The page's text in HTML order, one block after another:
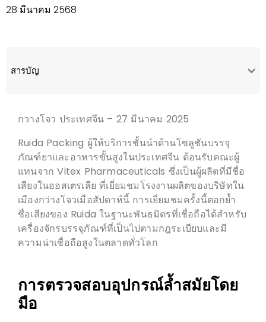
28 มีนาคม 2568
สารบัญ
กวางโจว ประเทศจีน – 27 มีนาคม 2025
Ruida Packing ผู้ให้บริการชั้นนำด้านโซลูชันบรรจุ
ภัณฑ์ยาและอาหารขั้นสูงในประเทศจีน ต้อนรับคณะผู้
แทนจาก Vitex Pharmaceuticals ซึ่งเป็นผู้ผลิตที่มีชื่อ
เสียงในออสเตรเลีย ที่เยี่ยมชมโรงงานผลิตของบริษัทใน
เมืองกว่างโจวเมื่อสัปดาห์นี้ การเยี่ยมชมครั้งนี้ตอกย้ำ
ชื่อเสียงของ Ruida ในฐานะพันธมิตรที่เชื่อถือได้สำหรับ
เครื่องจักรบรรจุภัณฑ์ที่เป็นไปตามกฎระเบียบและมี
ความน่าเชื่อถือสูงในตลาดทั่วโลก
การตรวจสอบอุปกรณ์ล้ำสมัยโดย
มือ